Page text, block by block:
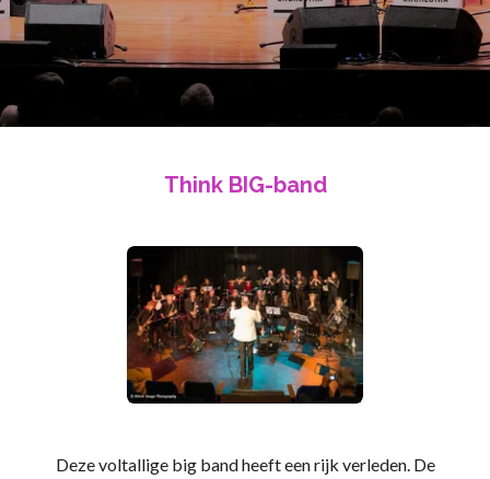
Think BIG-band
Deze voltallige big band heeft een rijk verleden. De